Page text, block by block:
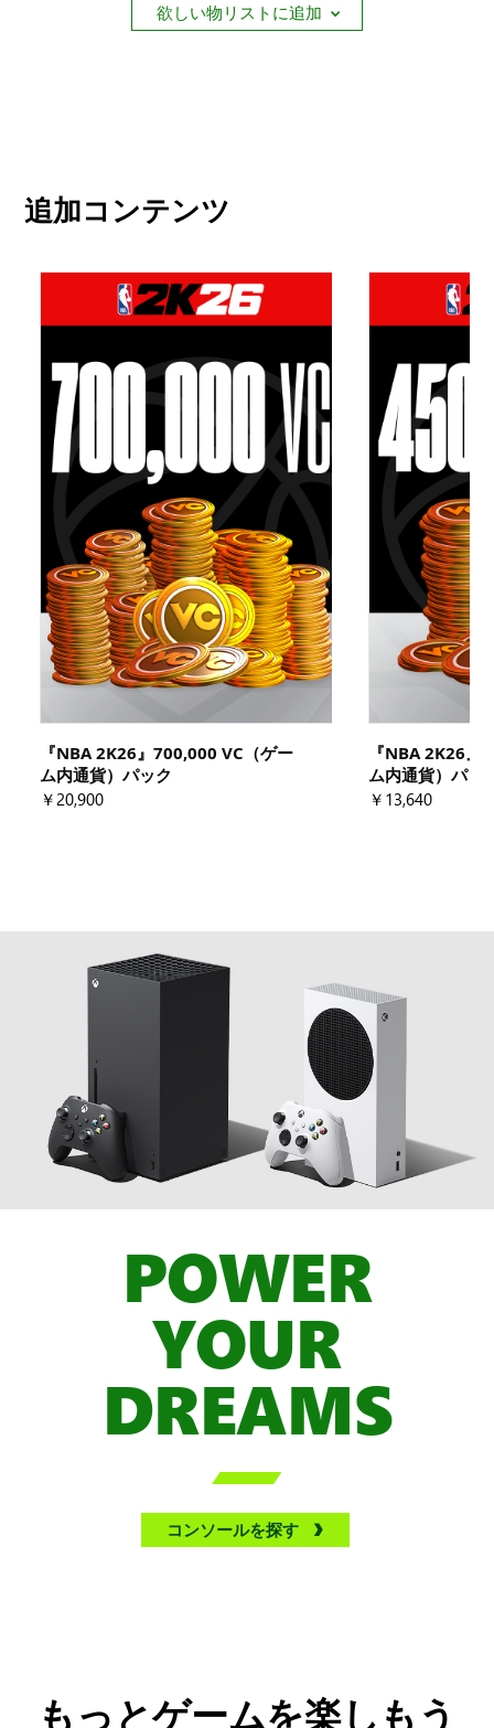
欲しい物リストに追加
追加コンテンツ
『NBA 2K26』700,000 VC（ゲー
ム内通貨）パック
￥20,900
『NBA 2K26』
ム内通貨）パッ
￥13,640
POWER
YOUR
DREAMS

コンソールを探す
もっとゲームを楽しもう